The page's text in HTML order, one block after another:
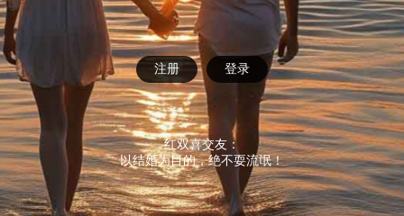
注册 登录
红双喜交友：
以结婚为目的，绝不耍流氓！